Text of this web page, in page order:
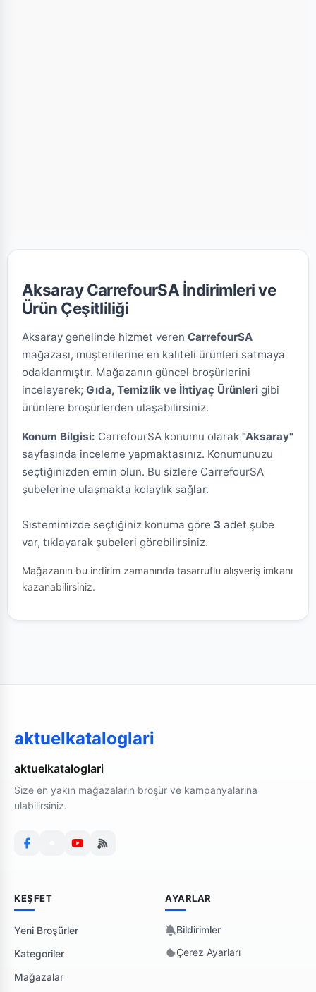
Aksaray CarrefourSA İndirimleri ve
Ürün Çeşitliliği
Aksaray genelinde hizmet veren CarrefourSA
mağazası, müşterilerine en kaliteli ürünleri satmaya
odaklanmıştır. Mağazanın güncel broşürlerini
inceleyerek; Gıda, Temizlik ve İhtiyaç Ürünleri gibi
ürünlere broşürlerden ulaşabilirsiniz.
Konum Bilgisi: CarrefourSA konumu olarak "Aksaray"
sayfasında inceleme yapmaktasınız. Konumunuzu
seçtiğinizden emin olun. Bu sizlere CarrefourSA
şubelerine ulaşmakta kolaylık sağlar.
Sistemimizde seçtiğiniz konuma göre 3 adet şube
var, tıklayarak şubeleri görebilirsiniz.
Mağazanın bu indirim zamanında tasarruflu alışveriş imkanı
kazanabilirsiniz.
aktuelkataloglari
aktuelkataloglari
Size en yakın mağazaların broşür ve kampanyalarına
ulabilirsiniz.
KEŞFET
Yeni Broşürler
Kategoriler
Mağazalar
AYARLAR
Bildirimler
Çerez Ayarları